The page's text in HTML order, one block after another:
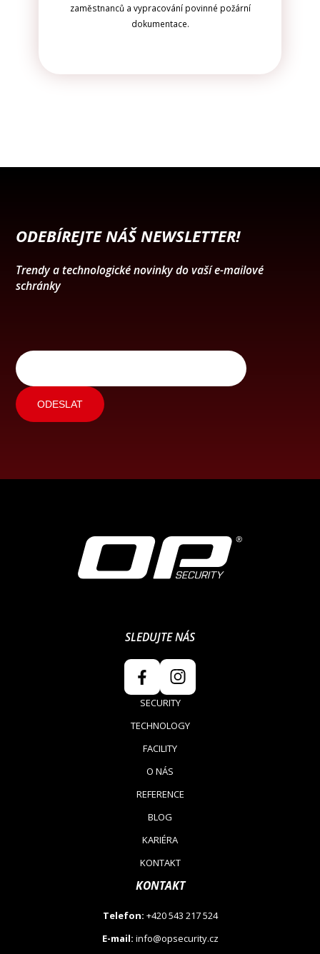
zaměstnanců a vypracování povinné požární
dokumentace.
ODEBÍREJTE NÁŠ NEWSLETTER!
Trendy a technologické novinky do vaší e-mailové
schránky
ODESLAT
SLEDUJTE NÁS
SECURITY
TECHNOLOGY
FACILITY
O NÁS
REFERENCE
BLOG
KARIÉRA
KONTAKT
KONTAKT
Telefon: +420 543 217 524
E-mail: info@opsecurity.cz